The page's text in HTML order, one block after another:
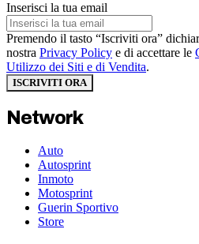
Inserisci la tua email
Premendo il tasto “Iscriviti ora”
nostra Privacy Policy e di accettare le
Utilizzo dei Siti e di Vendita.
ISCRIVITI ORA
Network
Auto
Autosprint
Inmoto
Motosprint
Guerin Sportivo
Store